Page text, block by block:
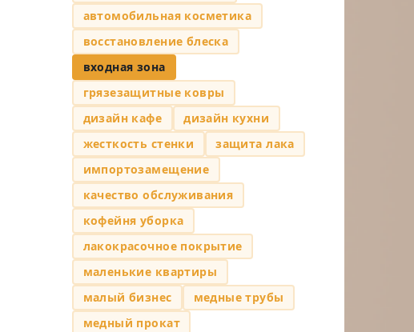
автомобильная косметика
восстановление блеска
входная зона
грязезащитные ковры
дизайн кафе
дизайн кухни
жесткость стенки
защита лака
импортозамещение
качество обслуживания
кофейня уборка
лакокрасочное покрытие
маленькие квартиры
малый бизнес
медные трубы
медный прокат